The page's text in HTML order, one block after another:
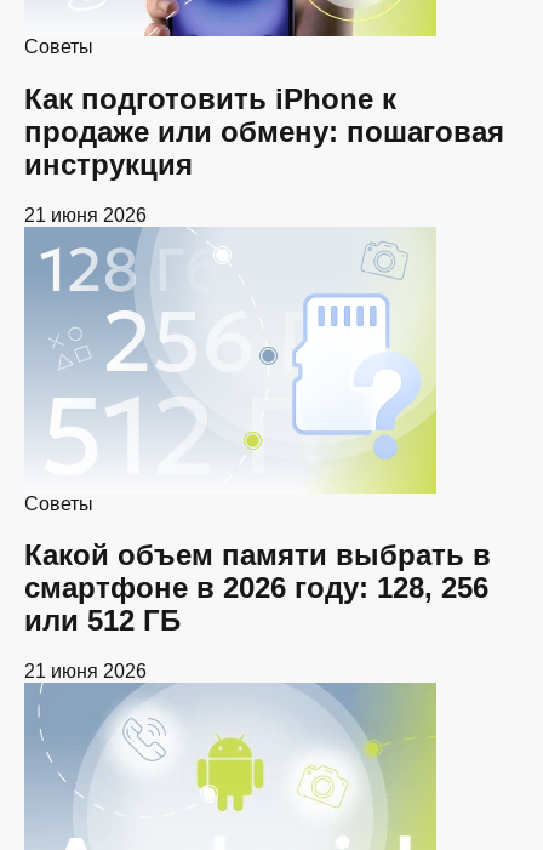
Советы
Как подготовить iPhone к
продаже или обмену: пошаговая
инструкция
21 июня 2026
Советы
Какой объем памяти выбрать в
смартфоне в 2026 году: 128, 256
или 512 ГБ
21 июня 2026